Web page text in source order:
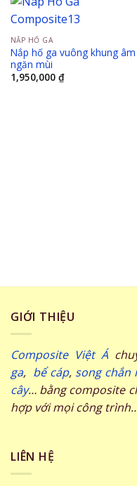
NẮP HỐ GA
Nắp hố ga vuông khung âm
ngăn mùi
1,950,000 ₫
GIỚI THIỆU
Composite Việt Á
ga, bể cáp, song chắn
cây… bằng composite
hợp với mọi công
LIÊN HỆ